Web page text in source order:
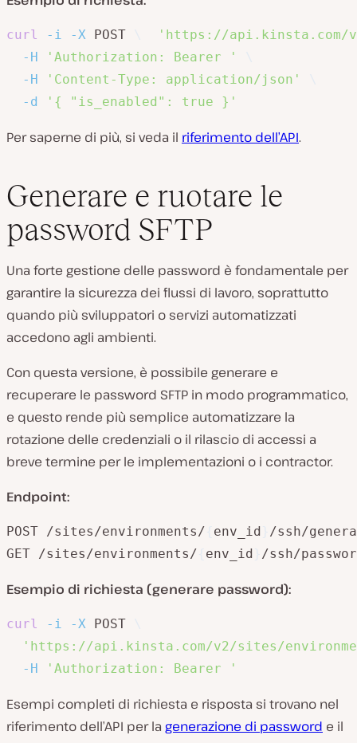
curl -i -X POST
'https://api.kinsta.com/
-H
'Authorization: Bearer '
-H
'Content-Type: application/json'
-d
'{ "is_enabled": true }'
Per saperne di più, si veda il riferimento dell’API.
Generare e ruotare le
password SFTP
Una forte gestione delle password è fondamentale per
garantire la sicurezza dei flussi di lavoro, soprattutto
quando più sviluppatori o servizi automatizzati
accedono agli ambienti.
Con questa versione, è possibile generare e
recuperare le password SFTP in modo programmatico,
e questo rende più semplice automatizzare la
rotazione delle credenziali o il rilascio di accessi a
breve termine per le implementazioni o i contractor.
Endpoint:
POST /sites/environments/ env_id
/ssh/
GET /sites/environments/
env_id /ssh/
Esempio di richiesta (generare password):
curl -i -X POST
'https://api.kinsta.com/v2/sites/
-H
'Authorization: Bearer '
Esempi completi di richiesta e risposta si trovano nel
riferimento dell’API per la generazione di password e il